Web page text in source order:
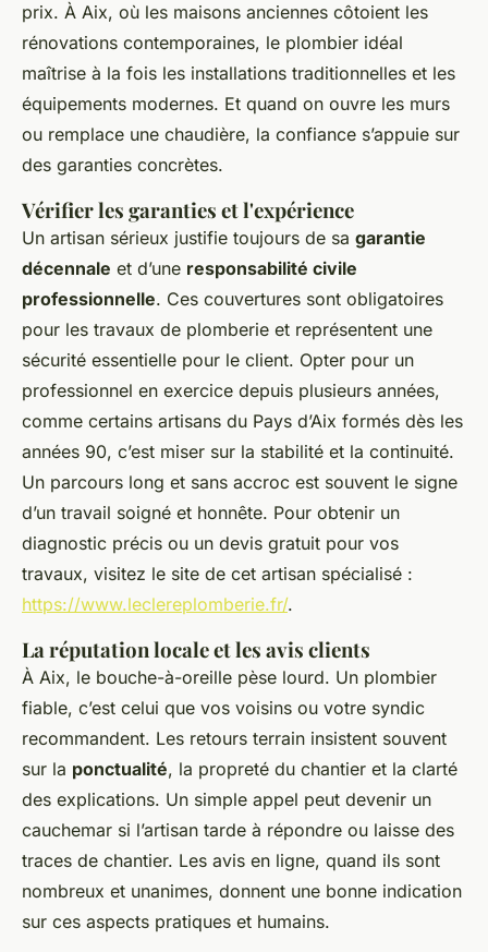
prix. À Aix, où les maisons anciennes côtoient les
rénovations contemporaines, le plombier idéal
maîtrise à la fois les installations traditionnelles et les
équipements modernes. Et quand on ouvre les murs
ou remplace une chaudière, la confiance s’appuie sur
des garanties concrètes.
Vérifier les garanties et l'expérience
Un artisan sérieux justifie toujours de sa garantie
décennale et d’une responsabilité civile
professionnelle. Ces couvertures sont obligatoires
pour les travaux de plomberie et représentent une
sécurité essentielle pour le client. Opter pour un
professionnel en exercice depuis plusieurs années,
comme certains artisans du Pays d’Aix formés dès les
années 90, c’est miser sur la stabilité et la continuité.
Un parcours long et sans accroc est souvent le signe
d’un travail soigné et honnête. Pour obtenir un
diagnostic précis ou un devis gratuit pour vos
travaux, visitez le site de cet artisan spécialisé :
https://www.leclereplomberie.fr/.
La réputation locale et les avis clients
À Aix, le bouche-à-oreille pèse lourd. Un plombier
fiable, c’est celui que vos voisins ou votre syndic
recommandent. Les retours terrain insistent souvent
sur la ponctualité, la propreté du chantier et la clarté
des explications. Un simple appel peut devenir un
cauchemar si l’artisan tarde à répondre ou laisse des
traces de chantier. Les avis en ligne, quand ils sont
nombreux et unanimes, donnent une bonne indication
sur ces aspects pratiques et humains.